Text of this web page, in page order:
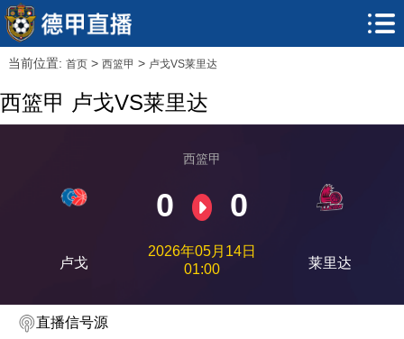
当前位置: 首页> 西篮甲 > 卢戈VS莱里达
西篮甲 卢戈VS莱里达
卢戈
西篮甲
0 0
2026年05月14日
01:00
莱里达
直播信号源